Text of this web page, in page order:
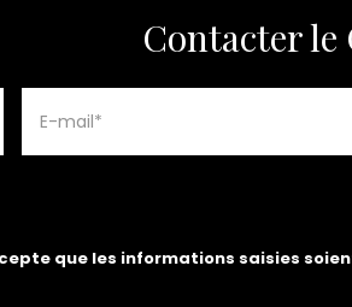
Contacter le
que les informations saisies